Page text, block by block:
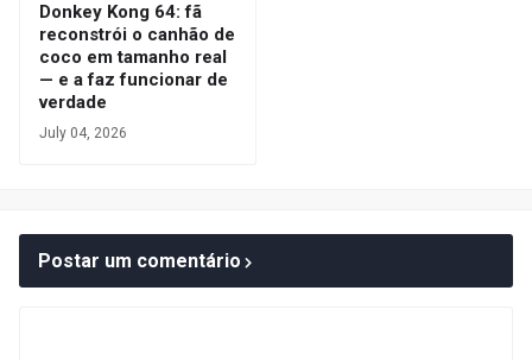
Donkey Kong 64: fã
reconstrói o canhão de
coco em tamanho real
— e a faz funcionar de
verdade
July 04, 2026
Postar um comentário